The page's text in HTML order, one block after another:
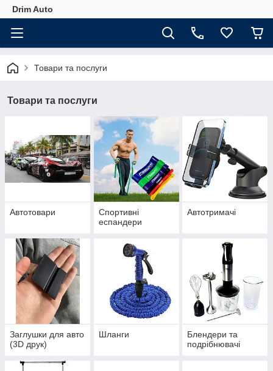
Drim Auto
Товари та послуги
Товари та послуги
Автотовари
Спортивні
еспандери
Автотримачі
Заглушки для авто
(3D друк)
Шланги
Блендери та
подрібнювачі